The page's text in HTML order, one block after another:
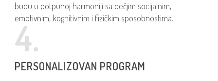
budu u potpunoj harmoniji sa dečjim socijalnim,
emotivnim, kognitivnim i fizičkim sposobnostima.
4.
PERSONALIZOVAN PROGRAM